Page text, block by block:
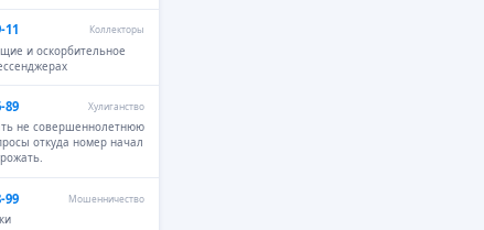
11 Коллекторы
и оскорбительное
89 Хулиганство
не совершеннолетнюю
откуда номер начал
99 Мошенничество